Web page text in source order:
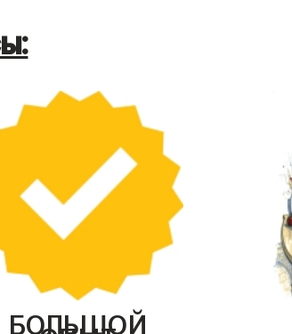
БОЛЬШОЙ